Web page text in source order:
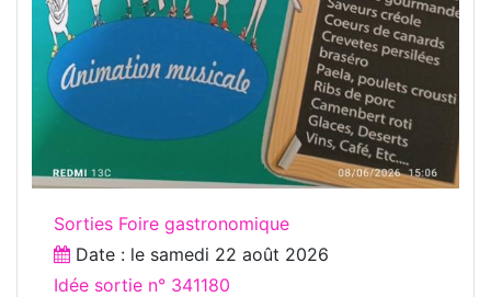
Sorties Foire gastronomique
Date : le samedi 22 août 2026
Idée sortie n° 341180